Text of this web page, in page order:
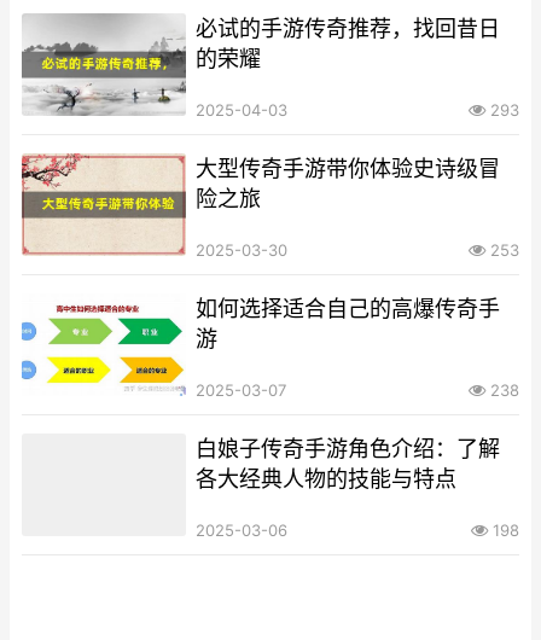
必试的手游传奇推荐，找回昔日
的荣耀
2025-04-03 293
大型传奇手游带你体验史诗级冒
险之旅
2025-03-30 253
如何选择适合自己的高爆传奇手
游
2025-03-07 238
白娘子传奇手游角色介绍：了解
各大经典人物的技能与特点
2025-03-06 198